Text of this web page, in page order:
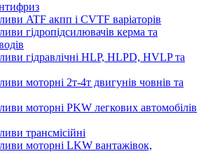
ATF акпп і CVTF варіаторів
гідропідсилювачів керма та
гідравлічні HLP, HLPD, HVLP та
моторні 2т-4т двигунів човнів та
моторні PKW легкових автомобілів
трансмісійні
моторні LKW вантажівок,